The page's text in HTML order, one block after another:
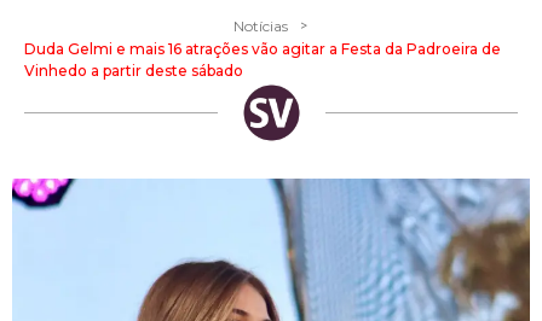
Notícias >
Duda Gelmi e mais 16 atrações vão agitar a Festa da Padroeira de
Vinhedo a partir deste sábado